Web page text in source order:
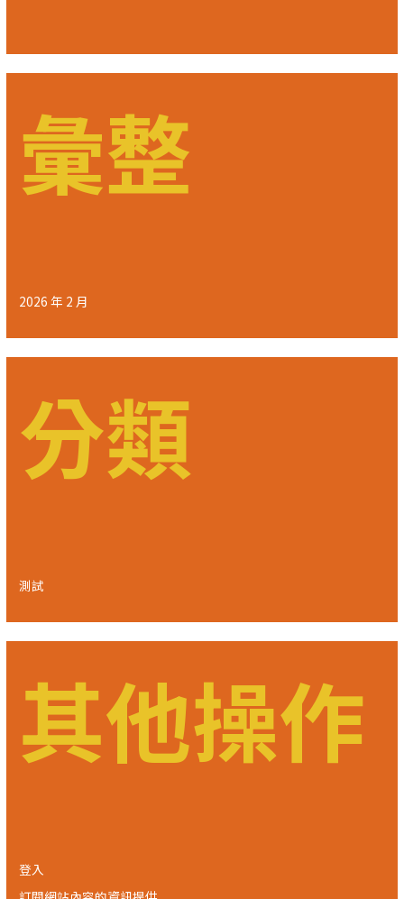
彙整
2026 年 2 月
分類
測試
其他操作
登入